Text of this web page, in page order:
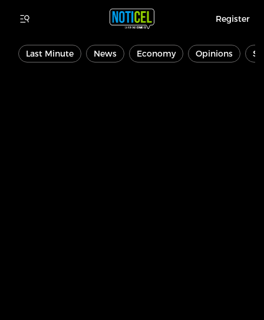
Register
Last Minute News Economy Opinions